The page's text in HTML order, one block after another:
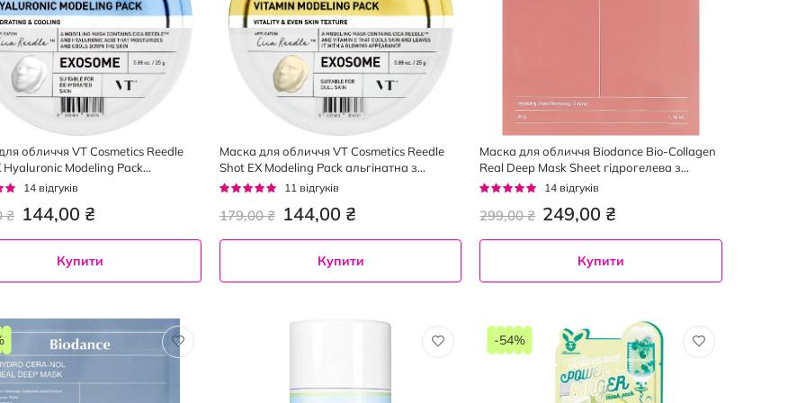
обличчя VT Cosmetics Reedle
Hyaluronic Modeling Pack
з гіалуроновою кислотою 25 г
14 відгуків
144,00 ₴
₴
Купити
Маска для обличчя VT Cosmetics Reedle
Shot EX Modeling Pack альгінатна з
мікроголками та вітаміном С, 25 г
Рейтинг:
11 відгуків
144,00 ₴
179,00 ₴
Купити
Маска для обличчя Biodance Bio-Collagen
Real Deep Mask Sheet гідрогелева з
колагеном 34 г
Рейтинг:
14 відгуків
249,00 ₴
299,00 ₴
Купити
-54%